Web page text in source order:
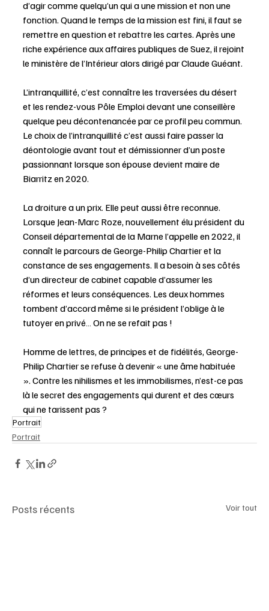
d’agir comme quelqu’un qui a une mission et non une
fonction. Quand le temps de la mission est fini, il faut se
remettre en question et rebattre les cartes. Après une
riche expérience aux affaires publiques de Suez, il rejoint
le ministère de l’Intérieur alors dirigé par Claude Guéant.
L’intranquillité, c’est connaître les traversées du désert
et les rendez-vous Pôle Emploi devant une conseillère
quelque peu décontenancée par ce profil peu commun.
Le choix de l’intranquillité c’est aussi faire passer la
déontologie avant tout et démissionner d’un poste
passionnant lorsque son épouse devient maire de
Biarritz en 2020.
La droiture a un prix. Elle peut aussi être reconnue.
Lorsque Jean-Marc Roze, nouvellement élu président du
Conseil départemental de la Marne l’appelle en 2022, il
connaît le parcours de George-Philip Chartier et la
constance de ses engagements. Il a besoin à ses côtés
d’un directeur de cabinet capable d’assumer les
réformes et leurs conséquences. Les deux hommes
tombent d’accord même si le président l’oblige à le
tutoyer en privé… On ne se refait pas !
Homme de lettres, de principes et de fidélités, George-
Philip Chartier se refuse à devenir « une âme habituée
». Contre les nihilismes et les immobilismes, n’est-ce pas
là le secret des engagements qui durent et des cœurs
qui ne tarissent pas ?
Portrait
Portrait
Posts récents Voir tout